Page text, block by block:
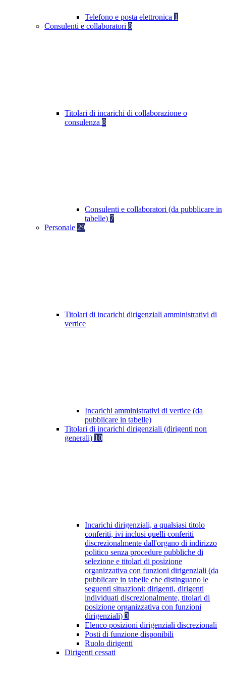
Telefono e posta elettronica 1
Consulenti e collaboratori 8
Titolari di incarichi di collaborazione o
consulenza 8
Consulenti e collaboratori (da pubblicare in
tabelle) 7
Personale 29
Titolari di incarichi dirigenziali amministrativi di
vertice
Incarichi amministrativi di vertice (da
pubblicare in tabelle)
Titolari di incarichi dirigenziali (dirigenti non
generali) 10
Incarichi dirigenziali, a qualsiasi titolo
conferiti, ivi inclusi quelli conferiti
discrezionalmente dall'organo di indirizzo
politico senza procedure pubbliche di
selezione e titolari di posizione
organizzativa con funzioni dirigenziali (da
pubblicare in tabelle che distinguano le
seguenti situazioni: dirigenti, dirigenti
individuati discrezionalmente, titolari di
posizione organizzativa con funzioni
dirigenziali) 3
Elenco posizioni dirigenziali discrezionali
Posti di funzione disponibili
Ruolo dirigenti
Dirigenti cessati